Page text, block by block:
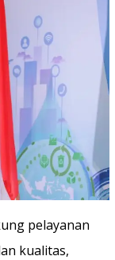
pelayanan
kualitas,